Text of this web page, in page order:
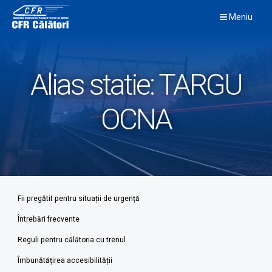
content
Meniu
Alias statie:TARGU
OCNA
Fii pregătit pentru situații de urgență
Întrebări frecvente
Reguli pentru călătoria cu trenul
Îmbunătățirea accesibilității